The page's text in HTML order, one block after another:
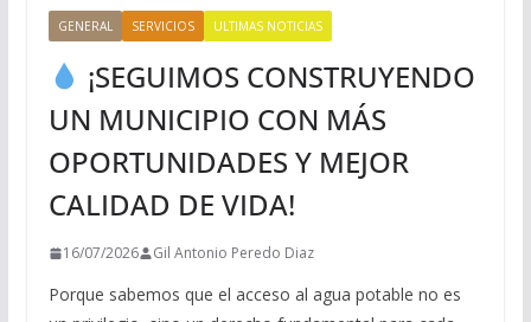
GENERAL SERVICIOS ULTIMAS NOTICIAS
¡SEGUIMOS CONSTRUYENDO
UN MUNICIPIO CON MÁS
OPORTUNIDADES Y MEJOR
CALIDAD DE VIDA!
16/07/2026 Gil Antonio Peredo Diaz
Porque sabemos que el acceso al agua potable no es